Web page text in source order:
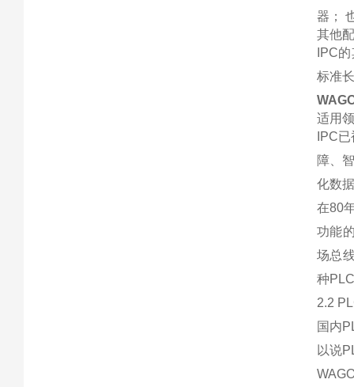
器；
其他
IPC
标准
适用
IPC
障、
化数
在80
功能
场总
种
2.2
国内
以说